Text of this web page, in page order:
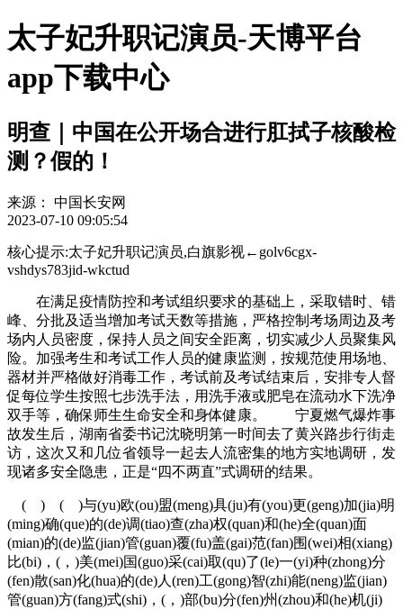
太子妃升职记演员-天博平台
app下载中心
明查｜中国在公开场合进行肛拭子核酸检
测？假的！
来源：
中国长安网
2023-07-10 09:05:54
核心提示:太子妃升职记演员,白旗影视←golv6cgx-
vshdys783jid-wkctud
在满足疫情防控和考试组织要求的基础上，采取错时、错
峰、分批及适当增加考试天数等措施，严格控制考场周边及考
场内人员密度，保持人员之间安全距离，切实减少人员聚集风
险。加强考生和考试工作人员的健康监测，按规范使用场地、
器材并严格做好消毒工作，考试前及考试结束后，安排专人督
促每位学生按照七步洗手法，用洗手液或肥皂在流动水下洗净
双手等，确保师生生命安全和身体健康。 宁夏燃气爆炸事
故发生后，湖南省委书记沈晓明第一时间去了黄兴路步行街走
访，这次又和几位省领导一起去人流密集的地方实地调研，发
现诸多安全隐患，正是“四不两直”式调研的结果。
( ) ( )与(yu)欧(ou)盟(meng)具(ju)有(you)更(geng)加(jia)明
(ming)确(que)的(de)调(tiao)查(zha)权(quan)和(he)全(quan)面
(mian)的(de)监(jian)管(guan)覆(fu)盖(gai)范(fan)围(wei)相(xiang)
比(bi)，(，)美(mei)国(guo)采(cai)取(qu)了(le)一(yi)种(zhong)分
(fen)散(san)化(hua)的(de)人(ren)工(gong)智(zhi)能(neng)监(jian)
管(guan)方(fang)式(shi)，(，)部(bu)分(fen)州(zhou)和(he)机(ji)